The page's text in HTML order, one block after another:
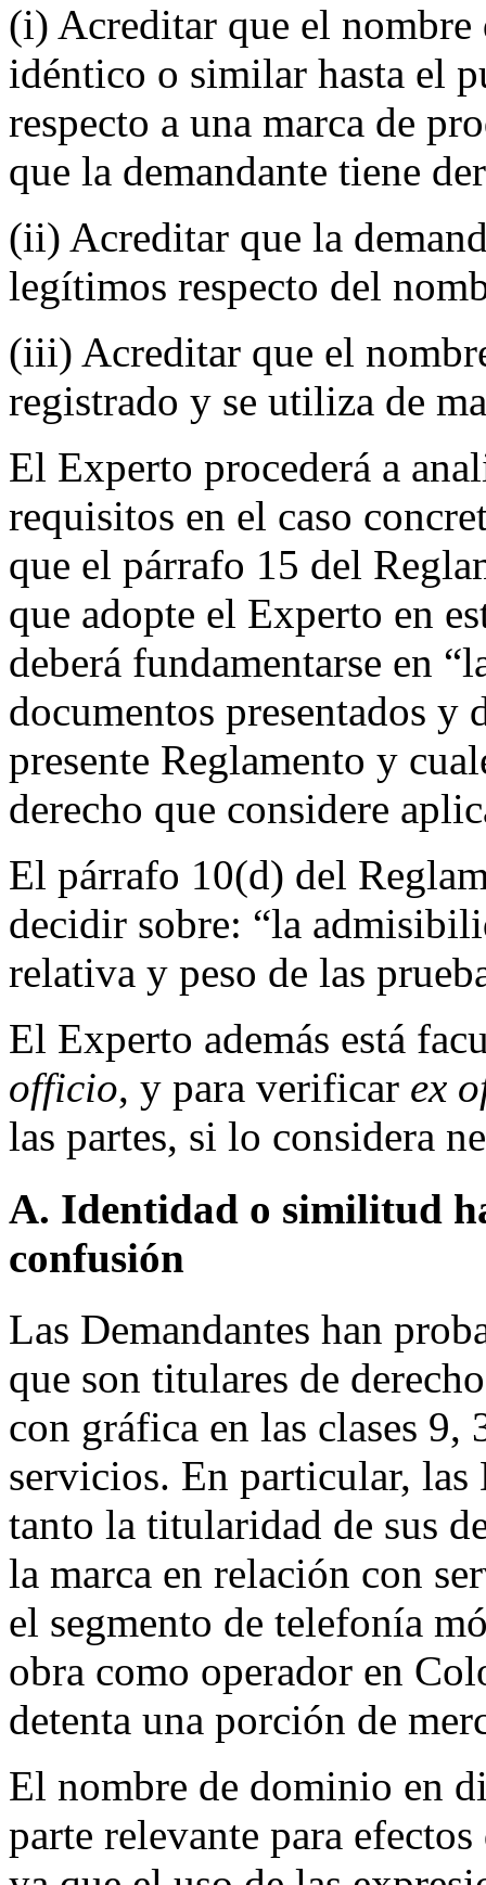
(i) Acreditar que el
idéntico o similar hasta el
respecto a una marca de
que la demandante tiene
(ii) Acreditar que la
legítimos respecto del
(iii) Acreditar que el
registrado y se utiliza de
El Experto procederá a
requisitos en el caso
que el párrafo 15 del
que adopte el Experto en
deberá fundamentarse en
documentos presentados
presente Reglamento y
derecho que considere
El párrafo 10(d) del
decidir sobre: “la
relativa y peso de las
El Experto además está
officio, y para verificar ex
las partes, si lo considera
A. Identidad o similitud
confusión
Las Demandantes han
que son titulares de
con gráfica en las clases
servicios. En particular, las
tanto la titularidad de sus
la marca en relación con
el segmento de telefonía
obra como operador en
detenta una porción de
El nombre de dominio en
parte relevante para